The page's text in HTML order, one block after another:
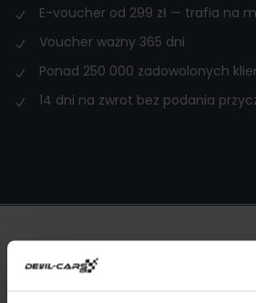
E-voucher od 299 zł — trafia na
Voucher ważny 365 dni
Ponad 250 000 zadowolonych
14 dni na zwrot bez podania